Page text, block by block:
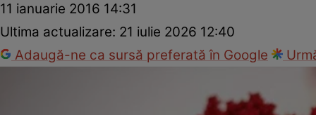
11 ianuarie 2016 14:31
Ultima actualizare: 21 iulie 2026 12:40
Adaugă-ne ca sursă preferată în Google